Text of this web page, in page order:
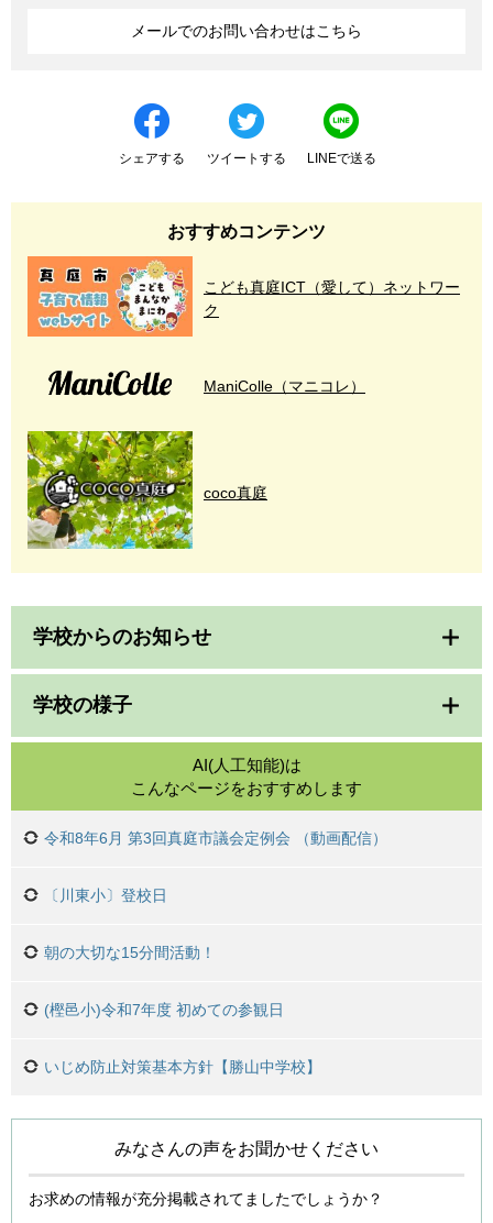
メールでのお問い合わせはこちら
シェアする ツイートする LINEで送る
おすすめコンテンツ
こども真庭ICT（愛して）ネットワー
ク
ManiColle（マニコレ）
coco真庭
学校からのお知らせ
学校の様子
AI(人工知能)は
こんなページをおすすめします
令和8年6月 第3回真庭市議会定例会 （動画配信）
〔川東小〕登校日
朝の大切な15分間活動！
(樫邑小)令和7年度 初めての参観日
いじめ防止対策基本方針【勝山中学校】
みなさんの声をお聞かせください
お求めの情報が充分掲載されてましたでしょうか？